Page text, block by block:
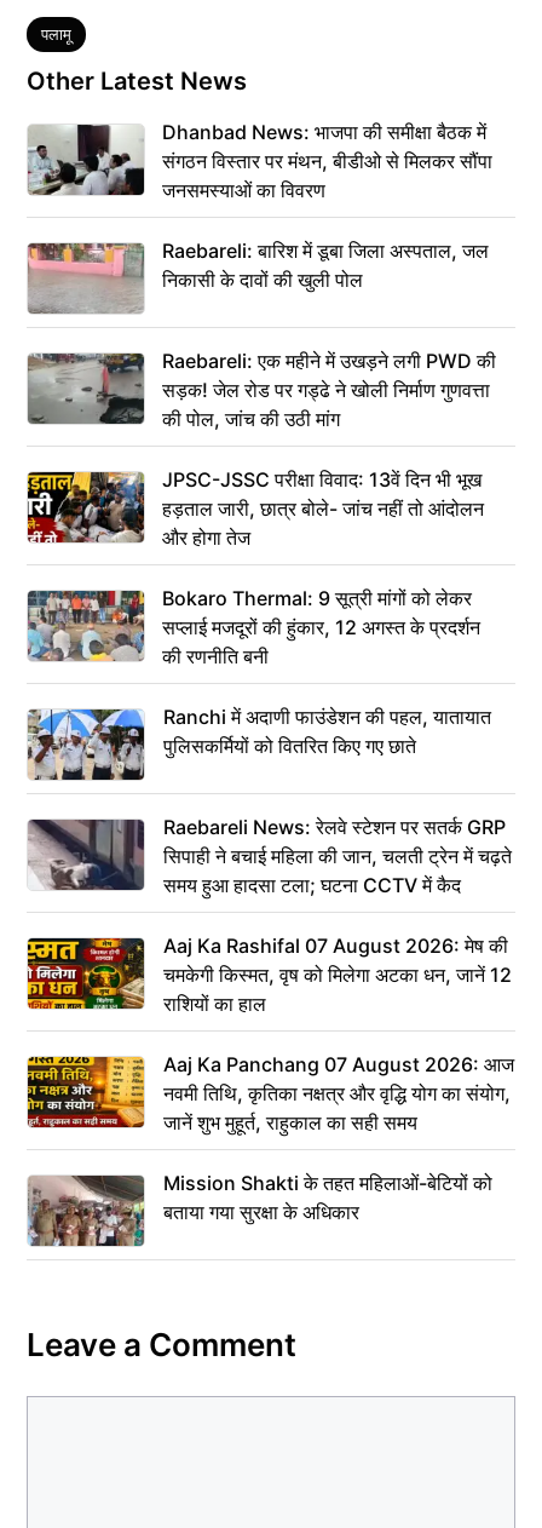
Tags
पलामू
Other Latest News
Dhanbad News: भाजपा की समीक्षा बैठक में
संगठन विस्तार पर मंथन, बीडीओ से मिलकर सौंपा
जनसमस्याओं का विवरण
Raebareli: बारिश में डूबा जिला अस्पताल, जल
निकासी के दावों की खुली पोल
Raebareli: एक महीने में उखड़ने लगी PWD की
सड़क! जेल रोड पर गड्ढे ने खोली निर्माण गुणवत्ता
की पोल, जांच की उठी मांग
JPSC-JSSC परीक्षा विवाद: 13वें दिन भी भूख
हड़ताल जारी, छात्र बोले- जांच नहीं तो आंदोलन
और होगा तेज
Bokaro Thermal: 9 सूत्री मांगों को लेकर
सप्लाई मजदूरों की हुंकार, 12 अगस्त के प्रदर्शन
की रणनीति बनी
Ranchi में अदाणी फाउंडेशन की पहल, यातायात
पुलिसकर्मियों को वितरित किए गए छाते
Raebareli News: रेलवे स्टेशन पर सतर्क GRP
सिपाही ने बचाई महिला की जान, चलती ट्रेन में चढ़ते
समय हुआ हादसा टला; घटना CCTV में कैद
Aaj Ka Rashifal 07 August 2026: मेष की
चमकेगी किस्मत, वृष को मिलेगा अटका धन, जानें 12
राशियों का हाल
Aaj Ka Panchang 07 August 2026: आज
नवमी तिथि, कृतिका नक्षत्र और वृद्धि योग का संयोग,
जानें शुभ मुहूर्त, राहुकाल का सही समय
Mission Shakti के तहत महिलाओं-बेटियों को
बताया गया सुरक्षा के अधिकार
Leave a Comment